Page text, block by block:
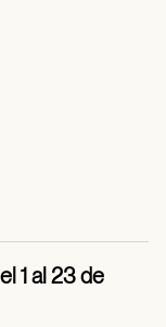
1 al 23 de